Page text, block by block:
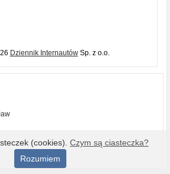
Dziennik InternautówSp. z o.o.
(cookies). Czym są ciasteczka?
Rozumiem